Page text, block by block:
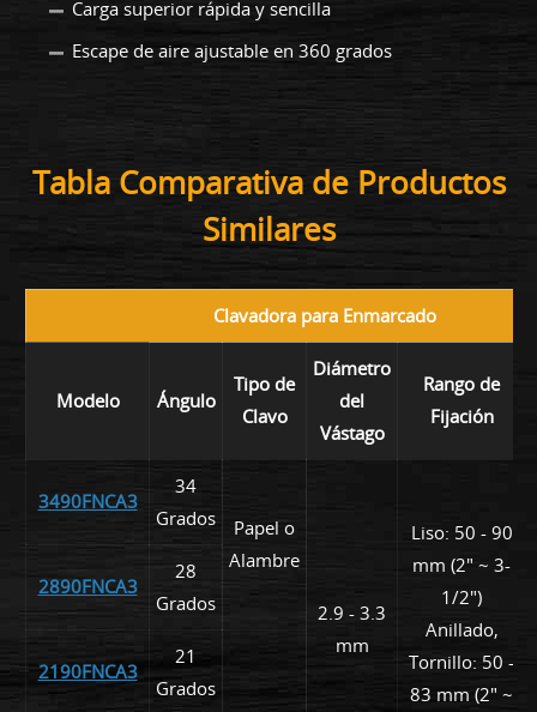
Carga superior rápida y sencilla
Escape de aire ajustable en 360 grados
Tabla Comparativa de Productos
Similares
Clavadora para Enmarcado
Modelo Ángulo
Tipo de
Clavo
Diámetro
del
Vástago
Rango de
Fijación
3490FNCA3
34
Grados
Papel o
Alambre
2.9 - 3.3
mm
Liso: 50 - 90
mm (2" ~ 3-
1/2")
Anillado,
Tornillo: 50 -
83 mm (2" ~
2890FNCA3
28
Grados
2190FNCA3
21
Grados